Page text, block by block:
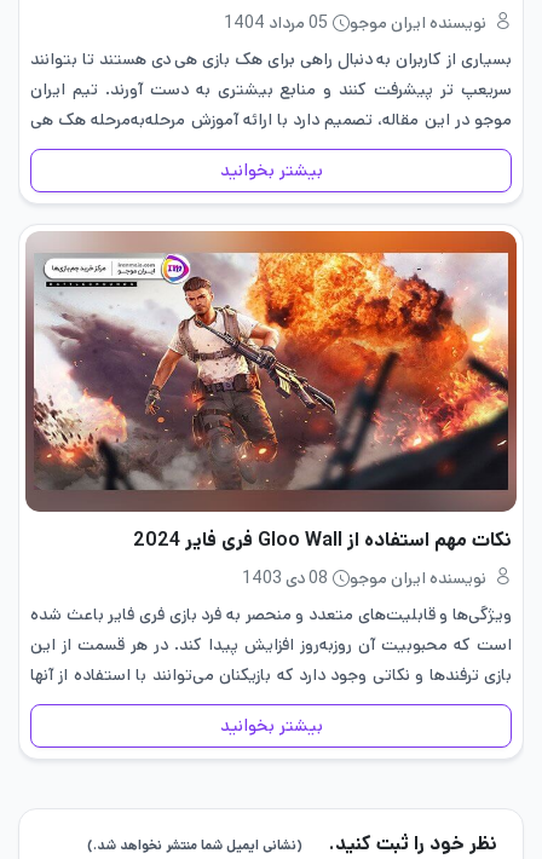
نویسنده ایران موجو
05 مرداد 1404
بسیاری از کاربران به دنبال راهی برای هک بازی هی دی هستند تا بتوانند
سریعپ تر پیشرفت کنند و منابع بیشتری به دست آورند. تیم ایران
موجو در این مقاله، تصمیم دارد با ارائه آموزش مرحله‌به‌مرحله هک هی
دی بدون…
بیشتر بخوانید
نکات مهم استفاده از Gloo Wall فری فایر 2024
نویسنده ایران موجو
08 دی 1403
ویژگی‌ها و قابلیت‌های متعدد و منحصر به فرد بازی فری فایر باعث شده
است که محبوبیت آن روزبه‌روز افزایش پیدا کند. در هر قسمت از این
بازی ترفندها و نکاتی وجود دارد که بازیکنان می‌توانند با استفاده از آنها
شرایط…
بیشتر بخوانید
نظر خود را ثبت کنید. (نشانی ایمیل شما منتشر نخواهد شد.)